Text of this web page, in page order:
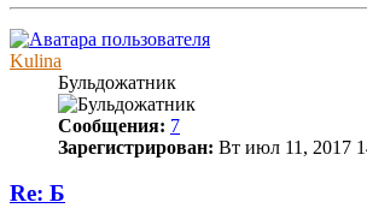
Kulina
Бульдожатник
Сообщения: 7
Зарегистрирован: Вт июл 11, 2017
Re: Б